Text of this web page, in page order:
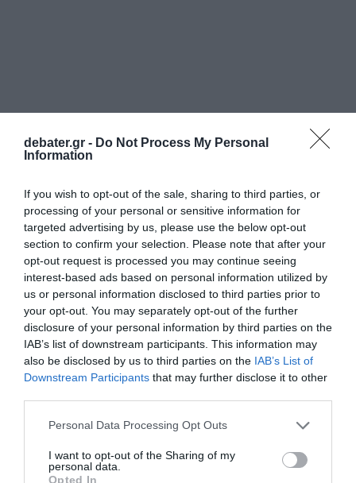
debater.gr - Do Not Process My Personal
Information
If you wish to opt-out of the sale, sharing to third parties, or
processing of your personal or sensitive information for
targeted advertising by us, please use the below opt-out
section to confirm your selection. Please note that after your
opt-out request is processed you may continue seeing
interest-based ads based on personal information utilized by
us or personal information disclosed to third parties prior to
your opt-out. You may separately opt-out of the further
disclosure of your personal information by third parties on the
IAB’s list of downstream participants. This information may
also be disclosed by us to third parties on the IAB’s List of
Downstream Participants that may further disclose it to other
Please note that this website/app uses one or more Google
not limited to your visit or usage behaviour. You may click to
grant or deny consent to Google and its third-party tags to
Personal Data Processing Opt Outs
I want to opt-out of the Sharing of my
personal data.
Opted In
ΕΛΛΑΔΑ